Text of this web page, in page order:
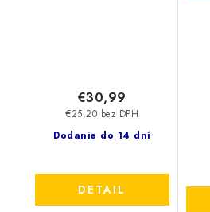
Dodanie do 14 dní
€25,20 bez DPH
€30,99
DETAIL